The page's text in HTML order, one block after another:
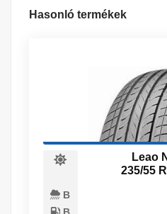
Hasonló termékek
B
B
Leao
235/55